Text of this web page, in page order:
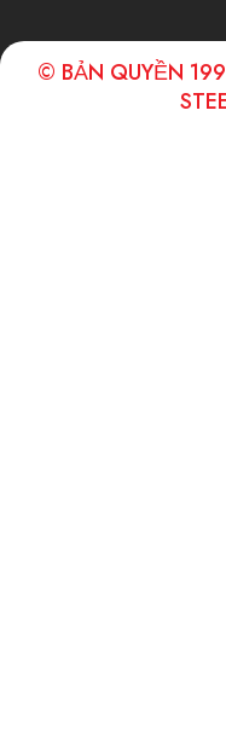
© BẢN QUYỀN